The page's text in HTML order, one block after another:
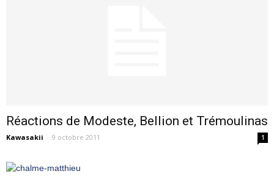
Réactions de Modeste, Bellion et Trémoulinas
Kawasakii - 9 octobre 2011 1